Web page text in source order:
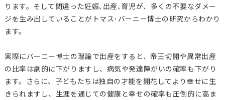
ります。そして間違った妊娠､出産､育児が、多くの不要なダメー
ジを生み出していることがトマス･バーニー博士の研究からわかり
ます。
実際にバーニー博士の理論で出産をすると、帝王切開や異常出産
の比率は劇的に下がりますし、病気や発達障がいの確率も下がり
ます。さらに、子どもたちは独自の才能を開花してより幸せに生
きられますし、生涯を通じての健康と幸せの確率も圧倒的に高ま